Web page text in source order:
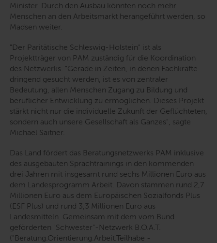
Minister. Durch den Ausbau könnten noch mehr
Menschen an den Arbeitsmarkt herangeführt werden, so
Madsen weiter.
"Der Paritätische Schleswig-Holstein" ist als
Projektträger von PAM zuständig für die Koordination
des Netzwerks. "Gerade in Zeiten, in denen Fachkräfte
dringend gesucht werden, ist es von zentraler
Bedeutung, allen Menschen Zugang zu Bildung und
beruflicher Entwicklung zu ermöglichen. Dieses Projekt
stärkt nicht nur die individuelle Zukunft der Geflüchteten,
sondern auch unsere Gesellschaft als Ganzes", sagte
Michael Saitner.
Das Land fördert das Beratungsnetzwerks PAM inklusive
des ausgebauten Sprachtrainings in den kommenden
drei Jahren mit insgesamt rund sechs Millionen Euro aus
dem Landesprogramm Arbeit. Davon stammen rund 2,7
Millionen Euro aus dem Europäischen Sozialfonds Plus
(ESF Plus) und rund 3,3 Millionen Euro aus
Landesmitteln. Gemeinsam mit dem vom Bund
geförderten "Schwester"-Netzwerk B.O.A.T.
("Beratung.Orientierung.Arbeit.Teilhabe -